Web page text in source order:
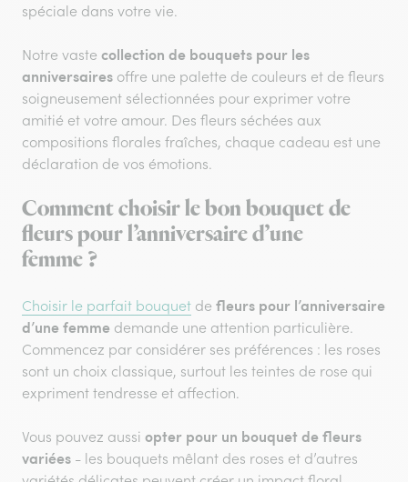
spéciale dans votre vie.
Notre vaste collection de bouquets pour les
anniversaires offre une palette de couleurs et de fleurs
soigneusement sélectionnées pour exprimer votre
amitié et votre amour. Des fleurs séchées aux
compositions florales fraîches, chaque cadeau est une
déclaration de vos émotions.
Comment choisir le bon bouquet de
fleurs pour l’anniversaire d’une
femme ?
Choisir le parfait bouquet de fleurs pour l’anniversaire
d’une femme demande une attention particulière.
Commencez par considérer ses préférences : les roses
sont un choix classique, surtout les teintes de rose qui
expriment tendresse et affection.
Vous pouvez aussi opter pour un bouquet de fleurs
variées - les bouquets mêlant des roses et d’autres